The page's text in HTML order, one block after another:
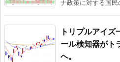
ナ政策に対する国
トリプルアイズ
ール検知器がト
へ。